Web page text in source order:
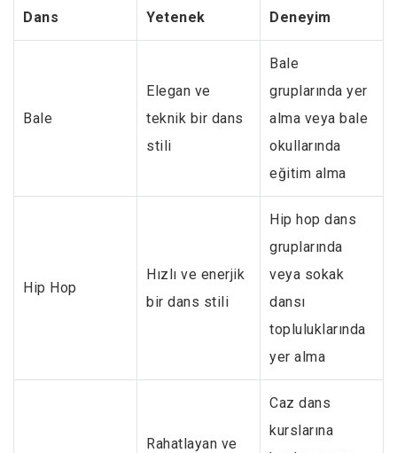
Dans Yetenek Deneyim
Bale
Elegan ve
teknik bir dans
stili
Bale
gruplarında yer
alma veya bale
okullarında
eğitim alma
Hip Hop
Hızlı ve enerjik
bir dans stili
Hip hop dans
gruplarında
veya sokak
dansı
topluluklarında
yer alma
Rahatlayan ve
Caz dans
kurslarına